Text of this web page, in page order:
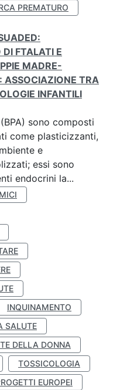
PREMATURO
FTALATI E
MADRE-
ASSOCIAZIONE TRA
INFANTILI
sono composti
come plasticizzanti,
e
essi sono
endocrini la...
INQUINAMENTO
SALUTE
DELLA DONNA
TOSSICOLOGIA
EUROPEI